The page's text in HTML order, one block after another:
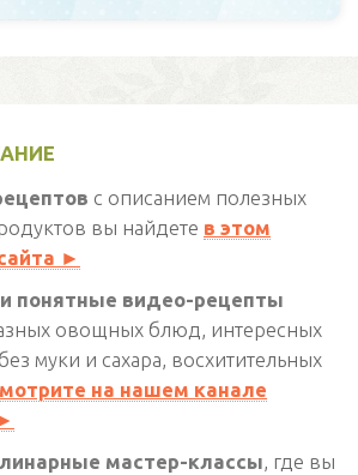
с описанием полезных
вы найдете в этом
►
понятные видео-рецепты
овощных блюд, интересных
муки и сахара, восхитительных
на нашем канале
мастер-классы, где вы